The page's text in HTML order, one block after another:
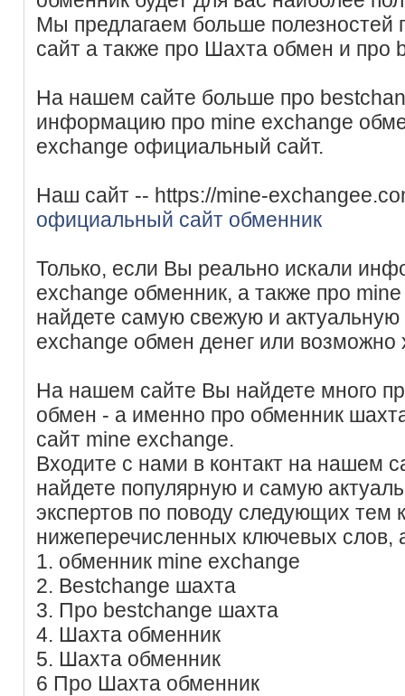
Мы предлагаем больше
сайт а также про Шахта обмен и про
На нашем сайте больше про
информацию про mine exchange
exchange официальный сайт.
Наш сайт -- https://mine-
официальный сайт обменник
Только, если Вы реально искали
exchange обменник, а также про
найдете самую свежую и
exchange обмен денег или возможно
На нашем сайте Вы найдете много
обмен - а именно про обменник
сайт mine exchange.
Входите с нами в контакт на нашем
найдете популярную и самую
экспертов по поводу следующих тем
нижеперечисленных ключевых слов,
1. обменник mine exchange
2. Bestchange шахта
3. Про bestchange шахта
4. Шахта обменник
5. Шахта обменник
6 Про Шахта обменник